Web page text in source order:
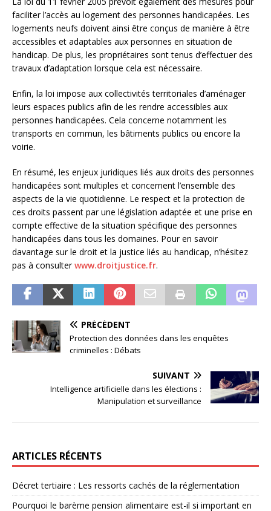
faciliter l’accès au logement des personnes handicapées. Les
logements neufs doivent ainsi être conçus de manière à être
accessibles et adaptables aux personnes en situation de
handicap. De plus, les propriétaires sont tenus d’effectuer des
travaux d’adaptation lorsque cela est nécessaire.
Enfin, la loi impose aux collectivités territoriales d’aménager
leurs espaces publics afin de les rendre accessibles aux
personnes handicapées. Cela concerne notamment les
transports en commun, les bâtiments publics ou encore la
voirie.
En résumé, les enjeux juridiques liés aux droits des personnes
handicapées sont multiples et concernent l’ensemble des
aspects de la vie quotidienne. Le respect et la protection de
ces droits passent par une législation adaptée et une prise en
compte effective de la situation spécifique des personnes
handicapées dans tous les domaines. Pour en savoir
davantage sur le droit et la justice liés au handicap, n’hésitez
pas à consulterwww.droitjustice.fr.
PRÉCÉDENT
Protection des données dans les enquêtes
criminelles : Débats
SUIVANT
Intelligence artificielle dans les élections :
Manipulation et surveillance
ARTICLES RÉCENTS
Décret tertiaire : Les ressorts cachés de la réglementation
Pourquoi le barème pension alimentaire est-il si important en